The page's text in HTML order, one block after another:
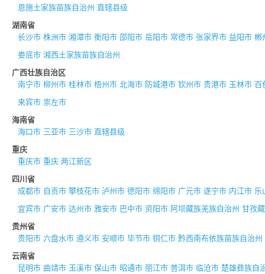
恩施土家族苗族自治州 直辖县级
湖南省
长沙市 株洲市 湘潭市 衡阳市 邵阳市 岳阳市 常德市 张家界市 益阳市 郴
娄底市 湘西土家族苗族自治州
广西壮族自治区
南宁市 柳州市 桂林市 梧州市 北海市 防城港市 钦州市 贵港市 玉林市 百
来宾市 崇左市
海南省
海口市 三亚市 三沙市 直辖县级
重庆
重庆市 重庆 两江新区
四川省
成都市 自贡市 攀枝花市 泸州市 德阳市 绵阳市 广元市 遂宁市 内江市 乐
宜宾市 广安市 达州市 雅安市 巴中市 资阳市 阿坝藏族羌族自治州 甘孜
贵州省
贵阳市 六盘水市 遵义市 安顺市 毕节市 铜仁市 黔西南布依族苗族自治州
云南省
昆明市 曲靖市 玉溪市 保山市 昭通市 丽江市 普洱市 临沧市 楚雄彝族自